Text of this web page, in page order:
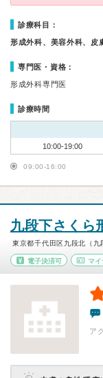
診療科目：
形成外科、美容外科、皮
専門医・資格：
形成外科専門医
診療時間
10:00-19:00
09:00-16:00
九段下さくら
東京都千代田区九段北（九
電子決済可 マ
ア